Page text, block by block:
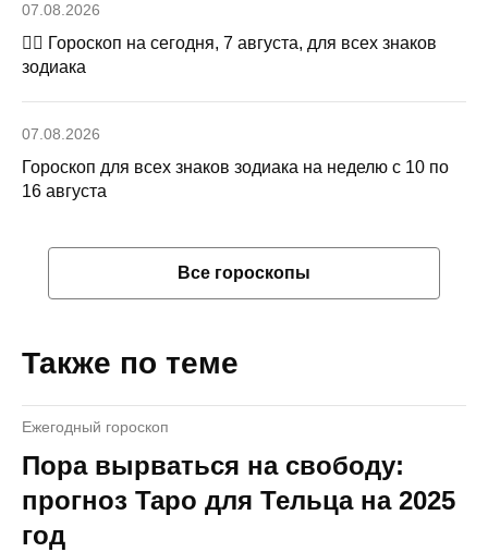
07.08.2026
🧙‍♀ Гороскоп на сегодня, 7 августа, для всех знаков
зодиака
07.08.2026
Гороскоп для всех знаков зодиака на неделю с 10 по
16 августа
Все гороскопы
Также по теме
Ежегодный гороскоп
Пора вырваться на свободу:
прогноз Таро для Тельца на 2025
год